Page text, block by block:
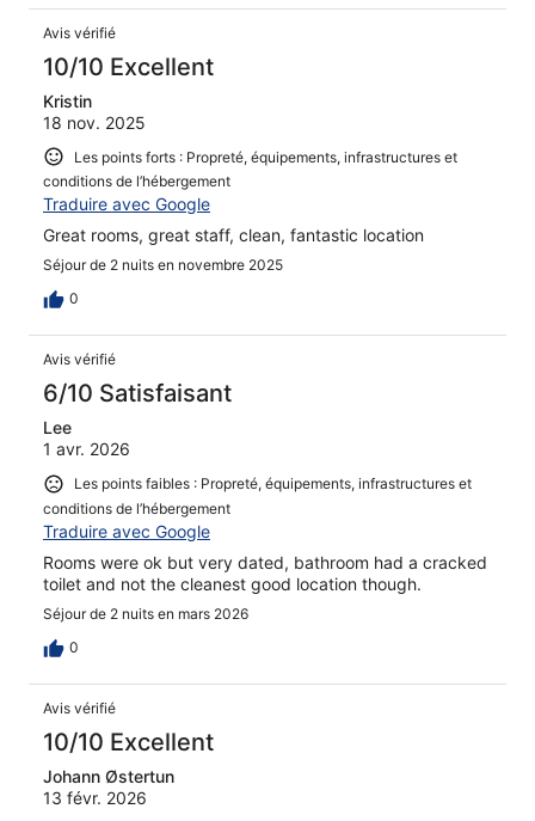
Avis vérifié
10/10 Excellent
Kristin
18 nov. 2025
Les points forts : Propreté, équipements, infrastructures et
conditions de l’hébergement
Traduire avec Google
Great rooms, great staff, clean, fantastic location
Séjour de 2 nuits en novembre 2025
0
Avis vérifié
6/10 Satisfaisant
Lee
1 avr. 2026
Les points faibles : Propreté, équipements, infrastructures et
conditions de l’hébergement
Traduire avec Google
Rooms were ok but very dated, bathroom had a cracked
toilet and not the cleanest good location though.
Séjour de 2 nuits en mars 2026
0
Avis vérifié
10/10 Excellent
Johann Østertun
13 févr. 2026